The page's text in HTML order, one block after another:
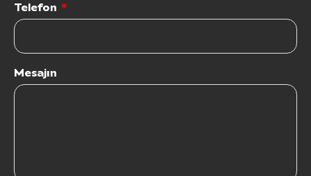
Telefon
Mesajın